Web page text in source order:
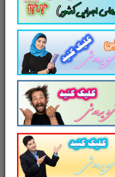
دارد.
کتاب راه رشد
کتابراه رشد